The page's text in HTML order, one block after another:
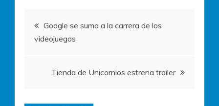
k
Navegación
entradas
Google se suma a la carrera de los
videojuegos
Tienda de Unicornios estrena trailer